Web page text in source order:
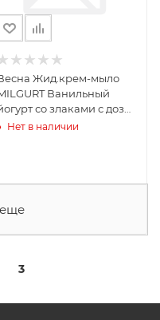
Жид.крем-мыло
Ванильный
со злаками с доз
Нет в наличии
3